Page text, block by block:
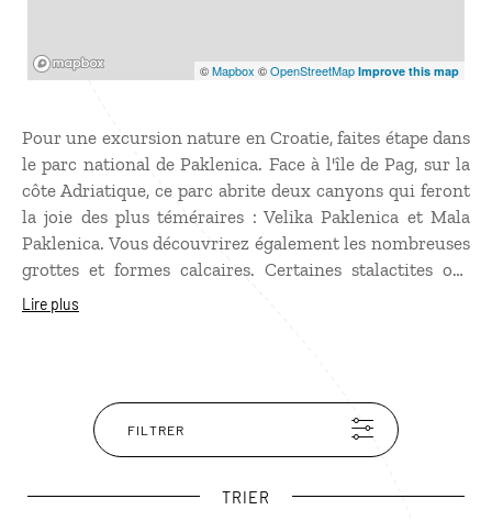
©Mapbox ©OpenStreetMap Improve this map
Pour une excursion nature en Croatie, faites étape dans
le parc national de Paklenica. Face à l'île de Pag, sur la
côte Adriatique, ce parc abrite deux canyons qui feront
la joie des plus téméraires : Velika Paklenica et Mala
Paklenica. Vous découvrirez également les nombreuses
grottes et formes calcaires. Certaines stalactites ont
plus de 80 000 ans ! Anica Kuk, un rocher de 712
Lire plus
FILTRER
TRIER